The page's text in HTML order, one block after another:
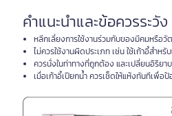
คำแนะนำและข้อควรระวัง
หลีกเลี่ยงการใช้งานร่วมกับของมีคมหรือวั
ไม่ควรใช้งานผิดประเภท เช่น ใช้เก้าอี้สำห
ควรนั่งในท่าทางที่ถูกต้อง และเปลี่ยนอิริย
เมื่อเก้าอี้เปียกน้ำ ควรเช็ดให้แห้งทันทีเพื่อ